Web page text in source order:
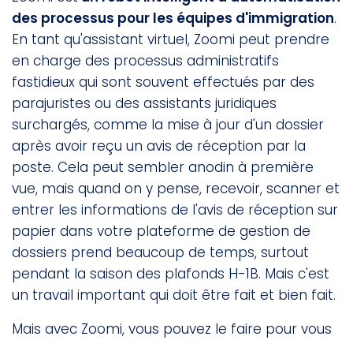
des processus pour les équipes d'immigration.
En tant qu'assistant virtuel, Zoomi peut prendre
en charge des processus administratifs
fastidieux qui sont souvent effectués par des
parajuristes ou des assistants juridiques
surchargés, comme la mise à jour d'un dossier
après avoir reçu un avis de réception par la
poste. Cela peut sembler anodin à première
vue, mais quand on y pense, recevoir, scanner et
entrer les informations de l'avis de réception sur
papier dans votre plateforme de gestion de
dossiers prend beaucoup de temps, surtout
pendant la saison des plafonds H-1B. Mais c'est
un travail important qui doit être fait et bien fait.
Mais avec Zoomi, vous pouvez le faire pour vous